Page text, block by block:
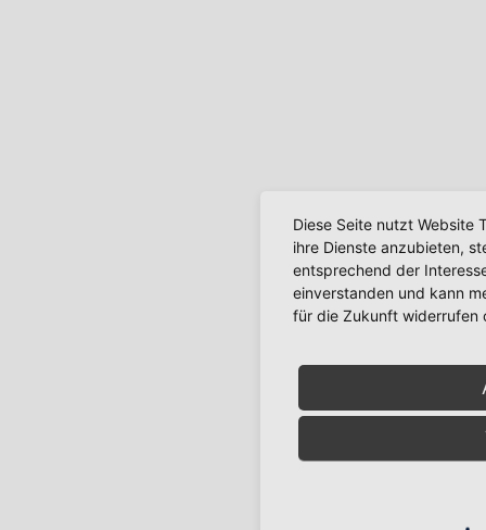
Diese Seite nutzt Website
ihre Dienste anzubieten,
entsprechend der
einverstanden und kann
für die Zukunft widerrufen